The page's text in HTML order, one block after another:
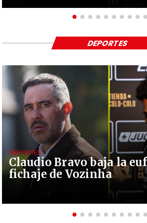
Claudio Bravo baja la
fichaje de Vozinha
DEPORTES
DEPORTES